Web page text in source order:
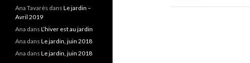
Ana Tavarès dans Le jardin –
Avril 2019
Ana dans L’hiver est au jardin
Ana dans Le jardin, juin 2018
Ana dans Le jardin, juin 2018